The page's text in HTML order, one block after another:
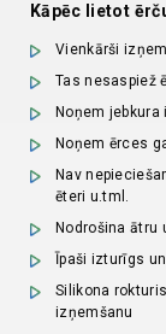
Kāpēc lietot
Vienkārši
Tas nesaspiež
Noņem
Noņem ērces
Nav
ēteri u.tml.
Nodrošina ātru
Īpaši izturīgs
Silikona
izņemšanu